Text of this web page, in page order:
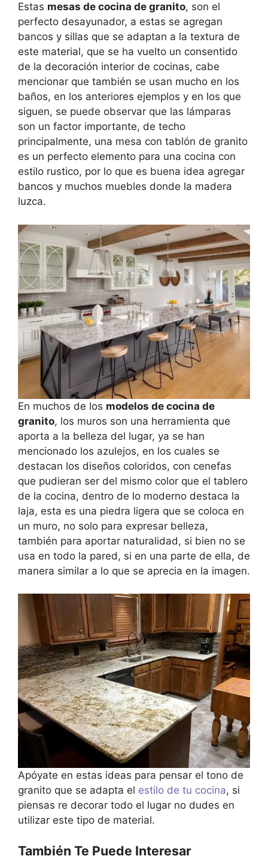
Estas mesas de cocina de granito, son el
perfecto desayunador, a estas se agregan
bancos y sillas que se adaptan a la textura de
este material, que se ha vuelto un consentido
de la decoración interior de cocinas, cabe
mencionar que también se usan mucho en los
baños, en los anteriores ejemplos y en los que
siguen, se puede observar que las lámparas
son un factor importante, de techo
principalmente, una mesa con tablón de granito
es un perfecto elemento para una cocina con
estilo rustico, por lo que es buena idea agregar
bancos y muchos muebles donde la madera
luzca.
En muchos de los modelos de cocina de
granito, los muros son una herramienta que
aporta a la belleza del lugar, ya se han
mencionado los azulejos, en los cuales se
destacan los diseños coloridos, con cenefas
que pudieran ser del mismo color que el tablero
de la cocina, dentro de lo moderno destaca la
laja, esta es una piedra ligera que se coloca en
un muro, no solo para expresar belleza,
también para aportar naturalidad, si bien no se
usa en todo la pared, si en una parte de ella, de
manera similar a lo que se aprecia en la imagen.
Apóyate en estas ideas para pensar el tono de
granito que se adapta el estilo de tu cocina, si
piensas re decorar todo el lugar no dudes en
utilizar este tipo de material.
También Te Puede Interesar